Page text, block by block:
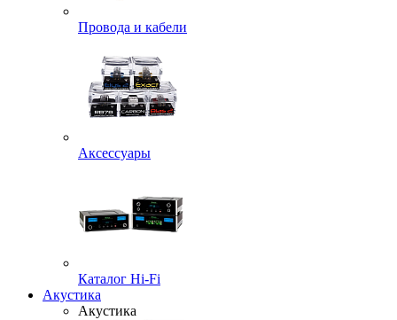
Провода и кабели
Аксессуары
Каталог Hi-Fi
Акустика
Акустика